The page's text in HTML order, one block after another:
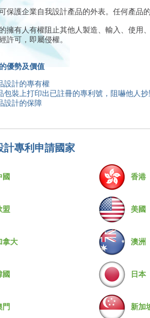
保護企業自我設計產品的外表。任何產品
擁有人有權阻止其他人製造、輸入、使用
許可，即屬侵權。
優勢及價值
設計的專有權
包裝上打印出已註冊的專利號，阻嚇他人抄
設計的保障
計專利申請國家
國 香港
盟 美國
拿大 澳洲
國 日本
門 新加